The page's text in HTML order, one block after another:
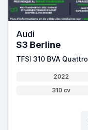
Audi
S3 Berline
TFSI 310 BVA Quattro
2022
310 cv